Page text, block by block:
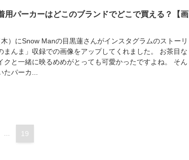
用パーカーはどこのブランドでどこで買える？【画
）にSnow Manの目黒蓮さんがインスタグラムのストーリ
まんま」収録での画像をアップしてくれました。 お茶目な
クと一緒に映るめめがとっても可愛かったですよね。 そん
パーカ...
19